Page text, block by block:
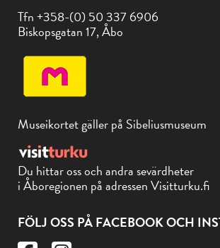
Tfn +358-(0) 50 337 6906
Biskopsgatan 17, Åbo
Museikortet gäller på Sibeliusmuseum
Du hittar oss och andra sevärdheter
i Åboregionen på adressen Visitturku.fi
FÖLJ OSS PÅ FACEBOOK OCH